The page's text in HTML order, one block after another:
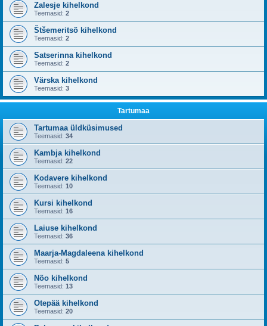
Zalesje kihelkond
Teemasid: 2
Štšemeritsõ kihelkond
Teemasid: 2
Satserinna kihelkond
Teemasid: 2
Värska kihelkond
Teemasid: 3
Tartumaa
Tartumaa üldküsimused
Teemasid: 34
Kambja kihelkond
Teemasid: 22
Kodavere kihelkond
Teemasid: 10
Kursi kihelkond
Teemasid: 16
Laiuse kihelkond
Teemasid: 36
Maarja-Magdaleena kihelkond
Teemasid: 5
Nõo kihelkond
Teemasid: 13
Otepää kihelkond
Teemasid: 20